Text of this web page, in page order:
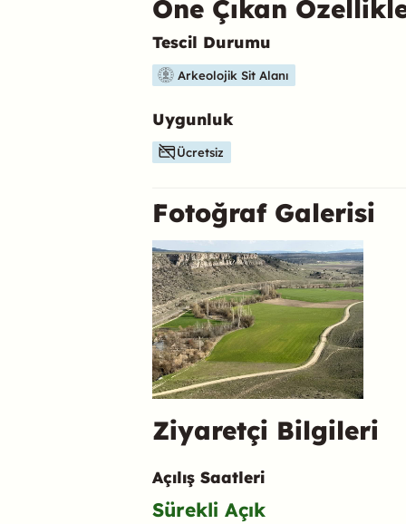
Öne Çıkan
Bu mekanın öne çıkan özelliklerini aşağıda
Tescil Durumu
Arkeolojik Sit Alanı
Uygunluk
Ücretsiz
Fotoğraf Galerisi
Ziyaretçi Bilgileri
Açılış Saatleri
Sürekli Açık